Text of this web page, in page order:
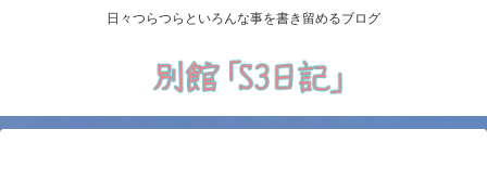
日々つらつらといろんな事を書き留めるブログ